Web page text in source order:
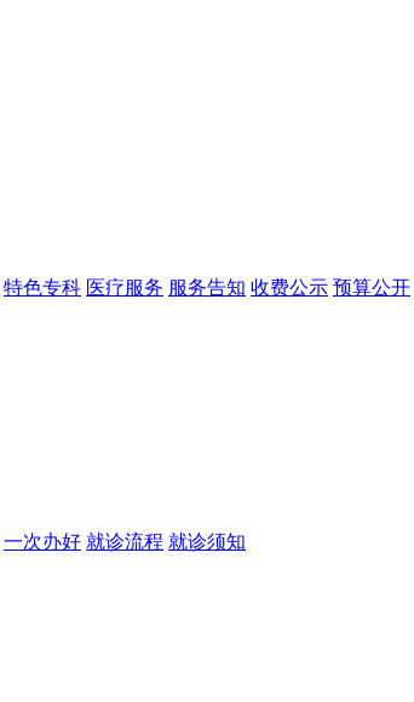
特色专科 医疗服务 服务告知 收费公示 预算公开
一次办好 就诊流程 就诊须知